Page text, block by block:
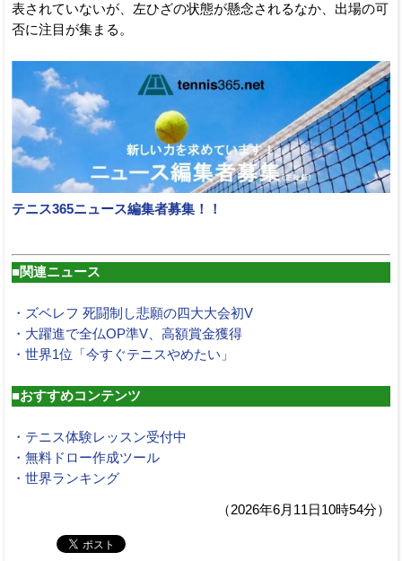
表されていないが、左ひざの状態が懸念されるなか、出場の可
否に注目が集まる。
テニス365ニュース編集者募集！！
■関連ニュース
・ズベレフ 死闘制し悲願の四大大会初V
・大躍進で全仏OP準V、高額賞金獲得
・世界1位「今すぐテニスやめたい」
■おすすめコンテンツ
・テニス体験レッスン受付中
・無料ドロー作成ツール
・世界ランキング
（2026年6月11日10時54分）